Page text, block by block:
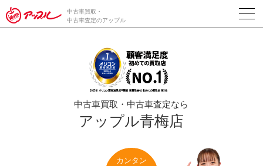
/*ABテスト_新規査定フォームの為のCVボタン*/
中古車買取・
中古車査定のアップル
中古車買取・中古車査定なら
アップル青梅店
カンタン